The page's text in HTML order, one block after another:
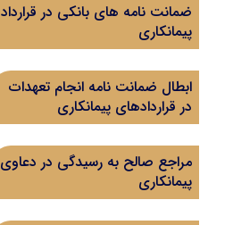
ضمانت نامه های بانکی در قرارداد
پیمانکاری
ابطال ضمانت نامه انجام تعهدات
در قراردادهای پیمانکاری
مراجع صالح به رسیدگی در دعاوی
پیمانکاری